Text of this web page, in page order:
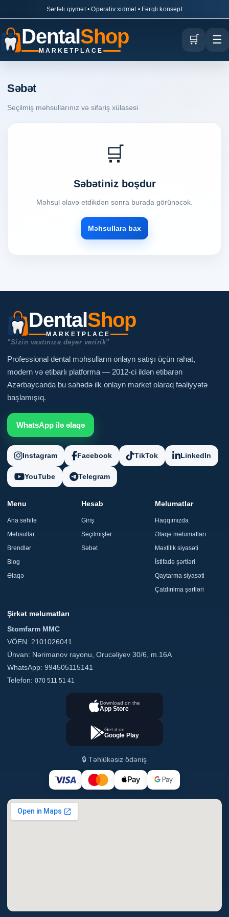
Sərfəli qiymət • Operativ xidmət • Fərqli konsept
DentalShop
MARKETPLACE
🛒 ☰
Səbət
Seçilmiş məhsullarınız və sifariş xülasəsi
🛒
Səbətiniz boşdur
Məhsul əlavə etdikdən sonra burada görünəcək.
Məhsullara bax
DentalShop
MARKETPLACE
"Sizin vaxtınıza dəyər veririk"
Professional dental məhsulların onlayn satışı üçün rahat,
modern və etibarlı platforma — 2012-ci ildən etibarən
Azərbaycanda bu sahədə ilk onlayn market olaraq fəaliyyətə
başlamışıq.
WhatsApp ilə əlaqə
Instagram Facebook TikTok LinkedIn
YouTube Telegram
Menu
Ana səhifə
Məhsullar
Brendlər
Blog
Əlaqə
Hesab
Giriş
Seçilmişlər
Səbət
Məlumatlar
Haqqımızda
Əlaqə məlumatları
Məxfilik siyasəti
İstifadə şərtləri
Qaytarma siyasəti
Çatdırılma şərtləri
Şirkət məlumatları
Stomfarm MMC
VÖEN: 2101026041
Ünvan: Nərimanov rayonu, Orucəliyev 30/6, m.16A
WhatsApp: 994505115141
Telefon: 070 511 51 41
Download on the
App Store
Get it on
Google Play
🔒 Təhlükəsiz ödəniş